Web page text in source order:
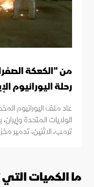
من "الكعكة
رحلة اليورانيوم
عاد ملف اليورانيوم
الولايات المتحدة
ترمب، الاثنين، تدمير
ما الكميات التي